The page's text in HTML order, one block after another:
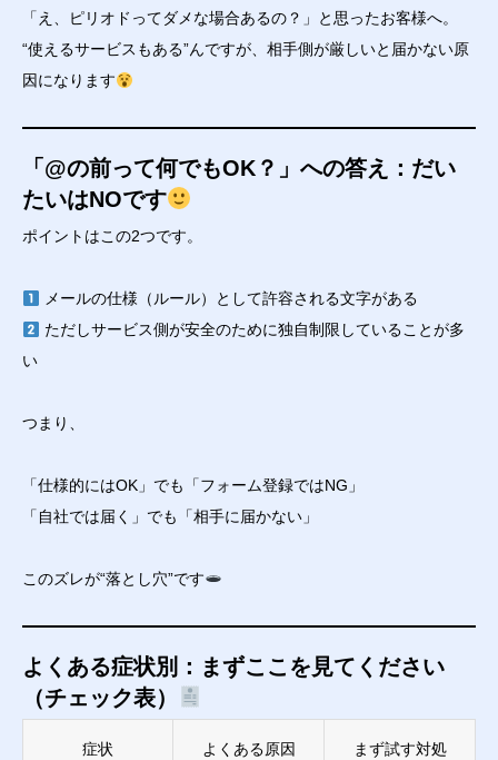
「え、ピリオドってダメな場合あるの？」と思ったお客様へ。
“使えるサービスもある”んですが、相手側が厳しいと届かない原
因になります
「@の前って何でもOK？」への答え：だい
たいはNOです
ポイントはこの2つです。
メールの仕様（ルール）として許容される文字がある
ただしサービス側が安全のために独自制限していることが多
い
つまり、
「仕様的にはOK」でも「フォーム登録ではNG」
「自社では届く」でも「相手に届かない」
このズレが“落とし穴”です
よくある症状別：まずここを見てください
（チェック表）
症状
よくある原因
まず試す対処